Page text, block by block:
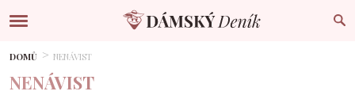
DOMŮ NENÁVIST
NENÁVIST